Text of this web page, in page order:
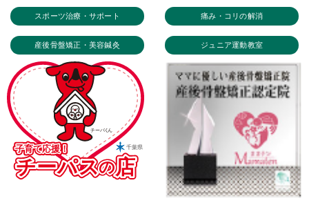
スポーツ治療・サポート 痛み・コリの解消
産後骨盤矯正・美容鍼灸 ジュニア運動教室